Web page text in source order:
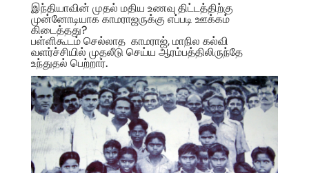
இந்தியாவின் முதல் மதிய உணவு திட்டத்திற்கு
முன்னோடியாக காமராஜருக்கு எப்படி ஊக்கம்
கிடைத்தது?
பள்ளிகூடம் செல்லாத காமராஜ், மாநில கல்வி
வளர்ச்சியில் முதலீடு செய்ய ஆரம்பத்திலிருந்தே
உந்துதல் பெற்றார்.